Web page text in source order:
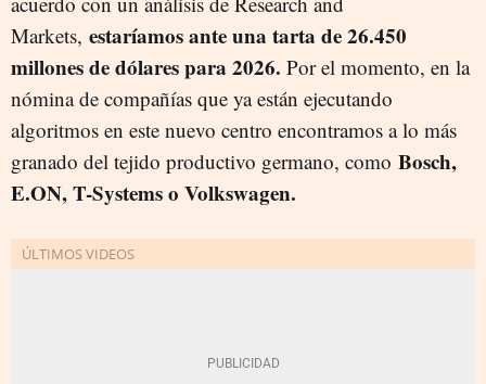
Markets, estaríamos ante una tarta de 26.450
millones de dólares para 2026. Por el momento, en la
nómina de compañías que ya están ejecutando
algoritmos en este nuevo centro encontramos a lo más
granado del tejido productivo germano, como Bosch,
E.ON, T-Systems o Volkswagen.